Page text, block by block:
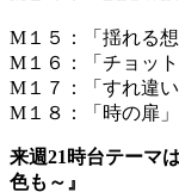
M１５：「揺れる
M１６：「チョット
M１７：「すれ違
M１８：「時の扉」
来週21時台テーマ
色も～』